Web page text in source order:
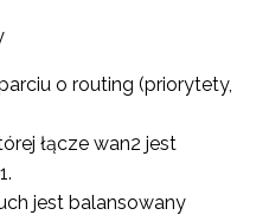
o routing (priorytety,
łącze wan2 jest
jest balansowany